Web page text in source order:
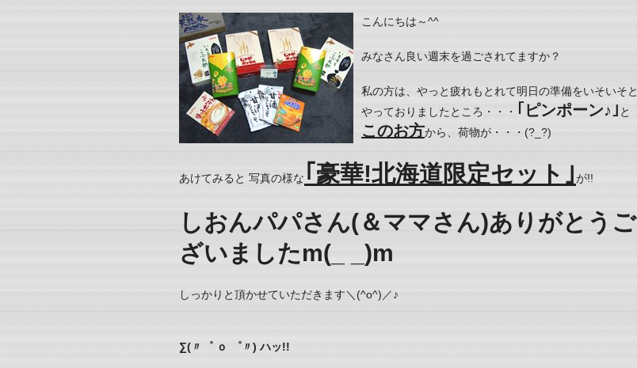
こんにちは～^^
みなさん良い週末を過ごされてますか？
私の方は、やっと疲れもとれて明日の準備をいそいそと
やっておりましたところ・・・ ｢ピンポーン♪｣ と
このお方から、荷物が・・・(?_?)
あけてみると 写真の様な ｢豪華!北海道限定セット｣が!!
しおんパパさん(＆ママさん)ありがとうご
ざいましたm(_ _)m
しっかりと頂かせていただきます＼(^o^)／♪
∑(〃゜ ｏ ゜〃) ハッ!!